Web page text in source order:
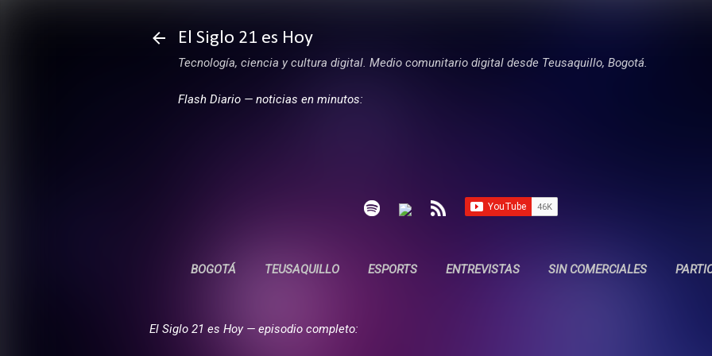
El Siglo 21 es Hoy
Tecnología, ciencia y cultura digital. Medio comunitario digital desde Teusaquillo, Bogotá.
Flash Diario — noticias en minutos:
BOGOTÁ TEUSAQUILLO ESPORTS ENTREVISTAS SIN COMERCIALES
El Siglo 21 es Hoy — episodio completo: